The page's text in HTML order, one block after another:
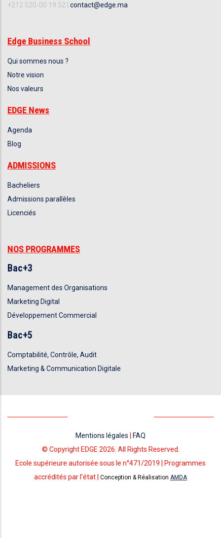
+212 520-00 19 52 | contact@edge.ma
Edge Business School
Qui sommes nous ?
Notre vision
Nos valeurs
EDGE News
Agenda
Blog
ADMISSIONS
Bacheliers
Admissions parallèles
Licenciés
NOS PROGRAMMES
Bac+3
Management des Organisations
Marketing Digital
Développement Commercial
Bac+5
Comptabilité, Contrôle, Audit
Marketing & Communication Digitale
Mentions légales | FAQ
© Copyright EDGE 2026. All Rights Reserved.
Ecole supérieure autorisée sous le n°471/2019 | Programmes
accrédités par l’état | Conception & Réalisation AMDA